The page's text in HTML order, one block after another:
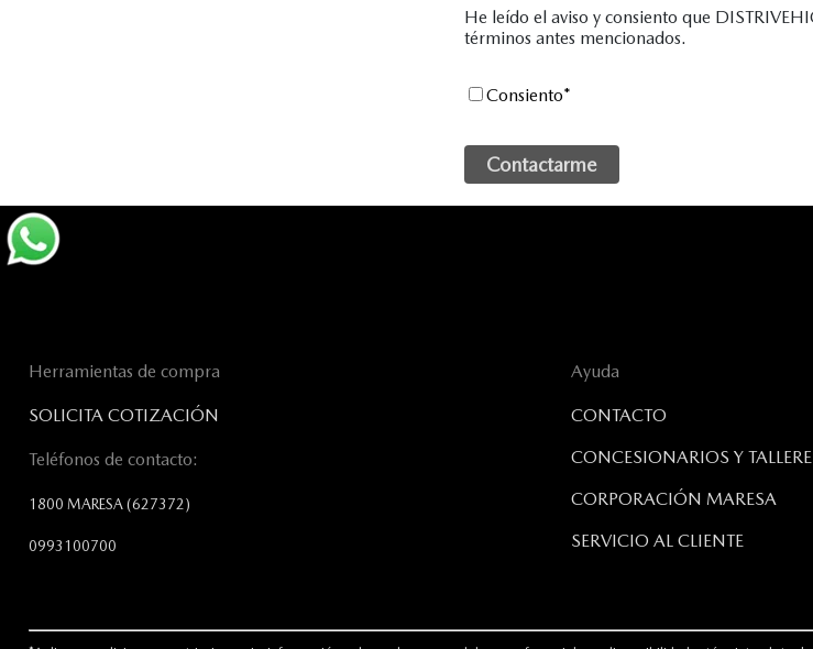
He leído el aviso y consiento que
términos antes mencionados.
Consiento*
Herramientas de compra
SOLICITA COTIZACIÓN
Teléfonos de contacto:
1800 MARESA(627372)
0993100700
Ayuda
CONTACTO
CONCESIONARIOS Y
CORPORACIÓN MARESA
SERVICIO AL CLIENTE